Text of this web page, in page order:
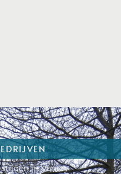
in Venray